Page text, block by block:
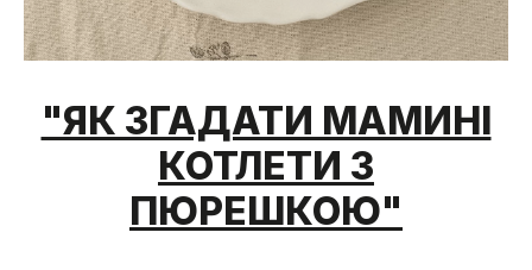
"ЯК ЗГАДАТИ МАМИНІ
КОТЛЕТИ З
ПЮРЕШКОЮ"